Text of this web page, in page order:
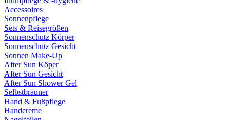
Accessoires
Sonnenpflege
Sets & Reisegrößen
Sonnenschutz Körper
Sonnenschutz Gesicht
Sonnen Make-Up
After Sun Köper
After Sun Gesicht
After Sun Shower Gel
Selbstbräuner
Hand & Fußpflege
Handcreme